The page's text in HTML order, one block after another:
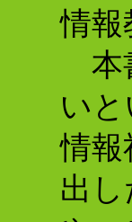
情報
本
い
情報
出